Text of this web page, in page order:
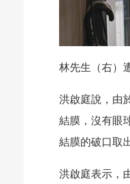
林先生（右）
洪啟庭說，由
結膜，沒有眼
結膜的破口取
洪啟庭表示，